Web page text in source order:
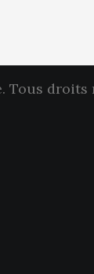
Tous droits